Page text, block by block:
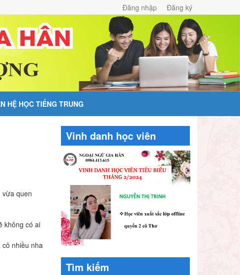
Đăng nhập Đăng ký
HỆ HỌC TIẾNG TRUNG
vừa quen
không có ai
nhiều nha
Vinh danh học viên
Tìm kiếm